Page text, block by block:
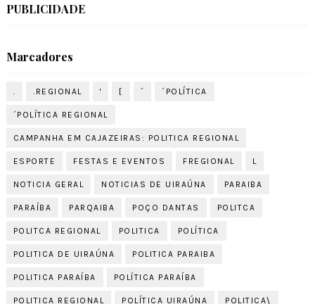
PUBLICIDADE
Marcadores
. .REGIONAL ' [ ´ ´POLÍTICA
´POLÍTICA REGIONAL
CAMPANHA EM CAJAZEIRAS: POLITICA REGIONAL
ESPORTE FESTAS E EVENTOS FREGIONAL L
NOTICIA GERAL NOTICIAS DE UIRAÚNA PARAIBA
PARAÍBA PARQAIBA POÇO DANTAS POLITCA
POLITCA REGIONAL POLITICA POLÍTICA
POLITICA DE UIRAÚNA POLITICA PARAIBA
POLITICA PARAÍBA POLÍTICA PARAÍBA
POLITICA REGIONAL POLÍTICA UIRAÚNA POLITICA\